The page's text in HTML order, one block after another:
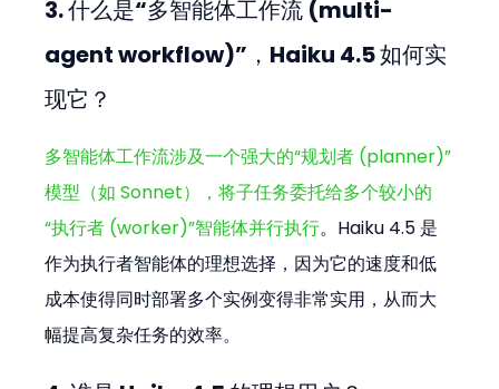
3. 什么是“多智能体工作流 (multi-
agent workflow)”，Haiku 4.5 如何实
现它？
多智能体工作流涉及一个强大的“规划者 (planner)”
模型（如 Sonnet），将子任务委托给多个较小的
“执行者 (worker)”智能体并行执行。Haiku 4.5 是
作为执行者智能体的理想选择，因为它的速度和低
成本使得同时部署多个实例变得非常实用，从而大
幅提高复杂任务的效率。